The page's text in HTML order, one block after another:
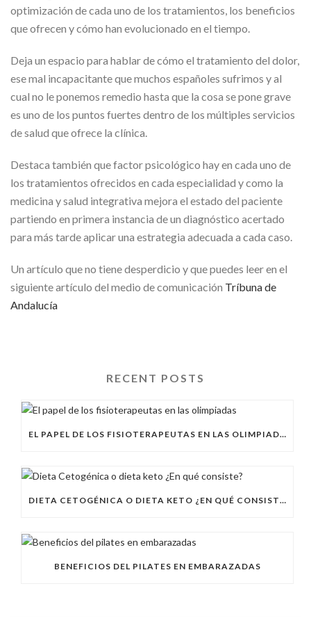
optimización de cada uno de los tratamientos, los beneficios
que ofrecen y cómo han evolucionado en el tiempo.
Deja un espacio para hablar de cómo el tratamiento del dolor,
ese mal incapacitante que muchos españoles sufrimos y al
cual no le ponemos remedio hasta que la cosa se pone grave
es uno de los puntos fuertes dentro de los múltiples servicios
de salud que ofrece la clínica.
Destaca también que factor psicológico hay en cada uno de
los tratamientos ofrecidos en cada especialidad y como la
medicina y salud integrativa mejora el estado del paciente
partiendo en primera instancia de un diagnóstico acertado
para más tarde aplicar una estrategia adecuada a cada caso.
Un artículo que no tiene desperdicio y que puedes leer en el
siguiente artículo del medio de comunicación Tríbuna de
Andalucía
RECENT POSTS
EL PAPEL DE LOS FISIOTERAPEUTAS EN LAS OLIMPIADAS
DIETA CETOGÉNICA O DIETA KETO ¿EN QUÉ CONSISTE?
BENEFICIOS DEL PILATES EN EMBARAZADAS